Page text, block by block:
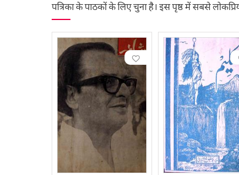
पत्रिका के पाठकों के लिए चुना है। इस पृष्ठ में सबसे लोकप्रिय